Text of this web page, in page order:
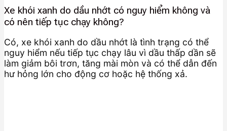
Xe khói xanh do dầu nhớt có nguy hiểm không và
có nên tiếp tục chạy không?
Có, xe khói xanh do dầu nhớt là tình trạng có thể
nguy hiểm nếu tiếp tục chạy lâu vì dầu thấp dần sẽ
làm giảm bôi trơn, tăng mài mòn và có thể dẫn đến
hư hỏng lớn cho động cơ hoặc hệ thống xả.